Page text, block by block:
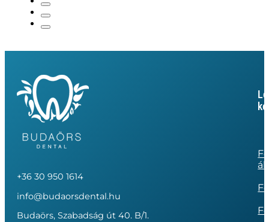
+36 30 950 1614
info@budaorsdental.hu
Budaörs, Szabadság út 40. B/1.